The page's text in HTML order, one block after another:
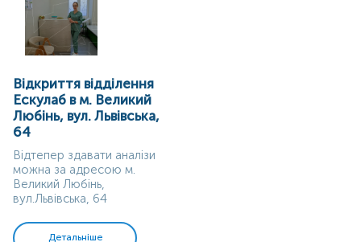
Відкриття відділення
Ескулаб в м. Великий
Любінь, вул. Львівська,
64
Відтепер здавати аналізи
можна за адресою м.
Великий Любінь,
вул.Львівська, 64
Детальніше